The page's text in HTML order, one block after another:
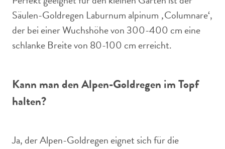
Säulen-Goldregen Laburnum alpinum ‚Columnare‘,
der bei einer Wuchshöhe von 300-400 cm eine
schlanke Breite von 80-100 cm erreicht.
Kann man den Alpen-Goldregen im Topf
halten?
Ja, der Alpen-Goldregen eignet sich für die